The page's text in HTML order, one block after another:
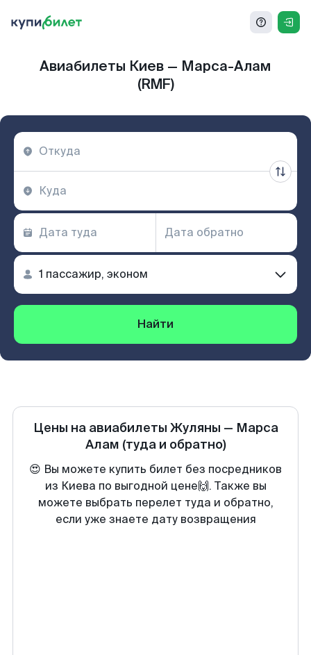
Авиабилеты Киев — Марса-Алам
(RMF)
Найти
Цены на авиабилеты Жуляны — Марса
Алам (туда и обратно)
😍 Вы можете купить билет без посредников
из Киева по выгодной цене🙌. Также вы
можете выбрать перелет туда и обратно,
если уже знаете дату возвращения